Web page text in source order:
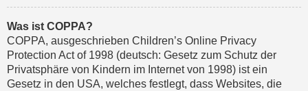
Was ist COPPA?
COPPA, ausgeschrieben Children’s Online Privacy
Protection Act of 1998 (deutsch: Gesetz zum Schutz der
Privatsphäre von Kindern im Internet von 1998) ist ein
Gesetz in den USA, welches festlegt, dass Websites, die